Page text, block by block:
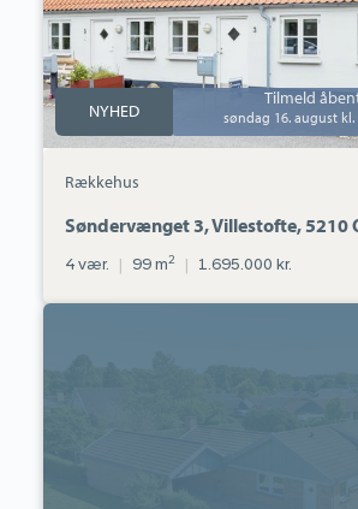
NV
NYHED
Tilmeld
søndag 16. august kl.
Rækkehus
Søndervænget 3, Villestofte, 5210
4 vær. | 99 m2 | 1.695.000 kr.